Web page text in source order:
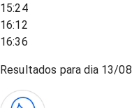
15:24
16:12
16:36
Resultados para dia 13/08